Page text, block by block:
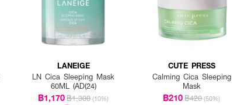
LANEIGE
LN Cica Sleeping Mask
60ML (AD(24)
฿1,170฿1,300 (10%)
CUTE PRESS
Calming Cica Sleeping
Mask
฿210฿420 (50%)